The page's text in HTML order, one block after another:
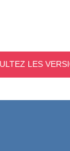
LES